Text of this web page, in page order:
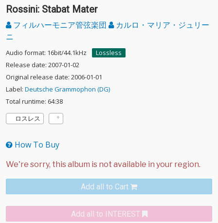
Rossini: Stabat Mater
フィルハーモニア管弦楽団
カルロ・マリア・ジュリー
ニ
Audio format: 16bit/44.1kHz
Lossless
Release date: 2007-01-02
Original release date: 2006-01-01
Label: Deutsche Grammophon (DG)
Total runtime: 64:38
ロスレス
How To Buy
Add all to Cart
Add all to INTEREST